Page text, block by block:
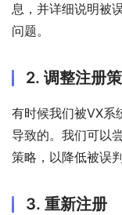
息，并详细说明被
问题。
2. 调整注册
有时候我们被VX系
导致的。我们可以
策略，以降低被误
3. 重新注册